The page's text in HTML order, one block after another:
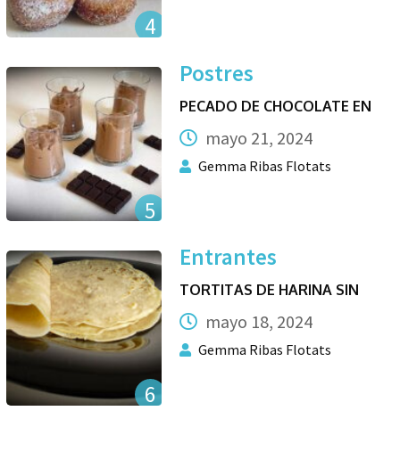
4
5
Postres
PECADO DE CHOCOLATE EN
mayo 21, 2024
Gemma Ribas Flotats
6
Entrantes
TORTITAS DE HARINA SIN
mayo 18, 2024
Gemma Ribas Flotats